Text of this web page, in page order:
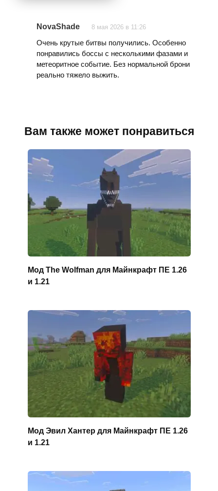
NovaShade 8 мая 2026 в 11:26
Очень крутые битвы получились. Особенно
понравились боссы с несколькими фазами и
метеоритное событие. Без нормальной брони
реально тяжело выжить.
Вам также может понравиться
Мод The Wolfman для Майнкрафт ПЕ 1.26
и 1.21
Мод Эвил Хантер для Майнкрафт ПЕ 1.26
и 1.21